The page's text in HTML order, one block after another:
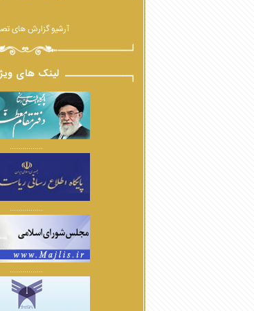
آرشیو گزارش های
لینک های
................
................
................